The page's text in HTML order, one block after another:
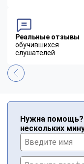
Реальные отзывы
обучившихся
слушателей
Нужна помощь?
нескольких